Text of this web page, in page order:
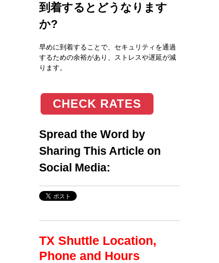
到着するとどうなります
か?
早めに到着することで、セキュリティを通過
するための余裕があり、ストレスや遅延が減
ります。
CHECK RATES
Spread the Word by
Sharing This Article on
Social Media:
TX Shuttle Location,
Phone and Hours